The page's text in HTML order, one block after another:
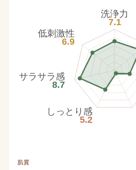
洗浄力
7.1
しっとり感
5.2
サラサラ感
8.7
低刺激性
6.9
肌質